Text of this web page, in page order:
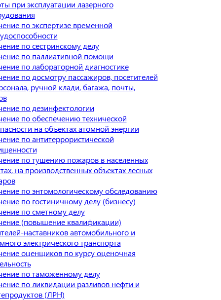
при эксплуатации лазерного
по экспертизе временной
по сестринскому делу
по паллиативной помощи
по лабораторной диагностике
по досмотру пассажиров, посетителей
ручной клади, багажа, почты,
по дезинфектологии
по обеспечению технической
на объектах атомной энергии
по антитеррористической
по тушению пожаров в населенных
на производственных объектах лесных
по энтомологическому обследованию
по гостиничному делу (бизнесу)
по сметному делу
(повышение квалификации)
наставников автомобильного и
электрического транспорта
оценщиков по курсу оценочная
по таможенному делу
по ликвидации разливов нефти и
(ЛРН)